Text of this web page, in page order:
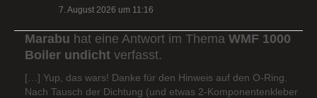
7. August 2026 um 11:16
Marabu hat eine Antwort im Thema WMF 1000
Boiler undicht verfasst.
[…] Yup, das wars! Danke für den Hinweis auf den O-Ring.
Nach Tausch der Dichtung (und etwas 2-Komponentenkleber